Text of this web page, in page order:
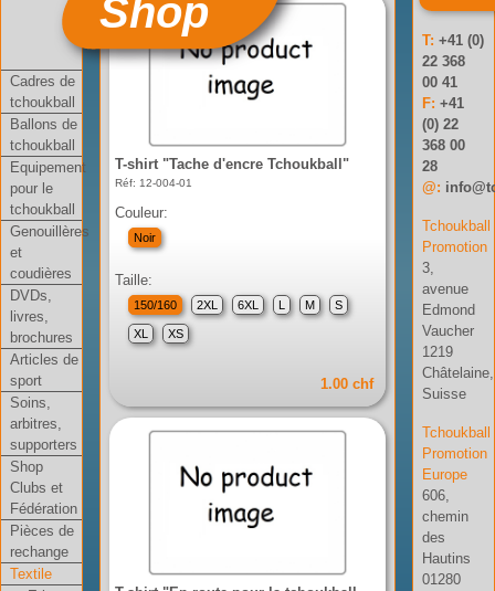
Shop
Cadres de
tchoukball
Ballons de
tchoukball
Equipement
pour le
tchoukball
Genouillères
et
coudières
DVDs,
livres,
brochures
Articles de
sport
Soins,
arbitres,
supporters
Shop
Clubs et
Fédération
Pièces de
rechange
Textile
T-shirt "Tache d'encre Tchoukball"
Réf: 12-004-01
Couleur:
Noir
Taille:
150/160 2XL 6XL M S
XL XS
1.00 chf
T:+41 (0)
22 368
00 41
F:+41
(0) 22
368 00
28
@:
Tchoukball
Promotion
3,
avenue
Edmond
Vaucher
1219
Châtelaine,
Suisse
Tchoukball
Promotion
Europe
606,
chemin
des
Hautins
01280